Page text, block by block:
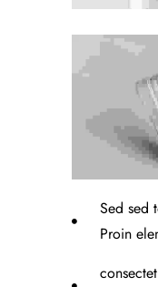
Sed sed
Proin